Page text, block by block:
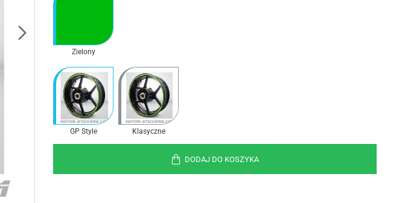
Zielony
GP Style Klasyczne
DODAJ DO KOSZYKA